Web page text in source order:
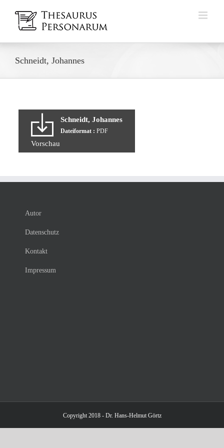
Inhalt
springen
Schneidt, Johannes
Schneidt, Johannes
Dateiformat : PDF
Vorschau
Autor
Datenschutz
Kontakt
Impressum
Copyright 2018 - Dr. Hans-Helmut Görtz